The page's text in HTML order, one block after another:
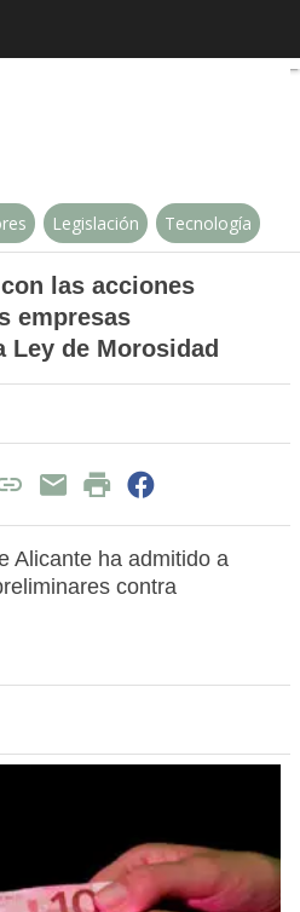
PMCM continúa con las
Legislación Tecnología
las acciones
empresas
de Morosidad
Alicante ha admitido a
contra